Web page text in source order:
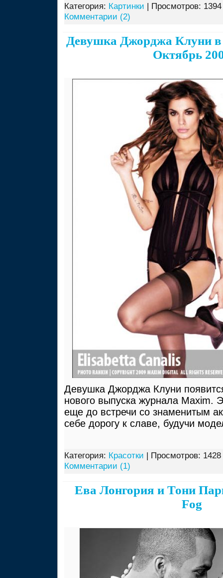
Категория: Картинки | Просмотров:
Комментарии (2)
Девушка Джорджа Клуни
Октябрь
Девушка Джорджа Клуни
нового выпуска журнала Maxim.
еще до встречи со знаменитым
себе дорогу к славе, будучи
Категория: Красотки | Просмотров:
Комментарии (1)
Ева Лонгория и Тони
Fog